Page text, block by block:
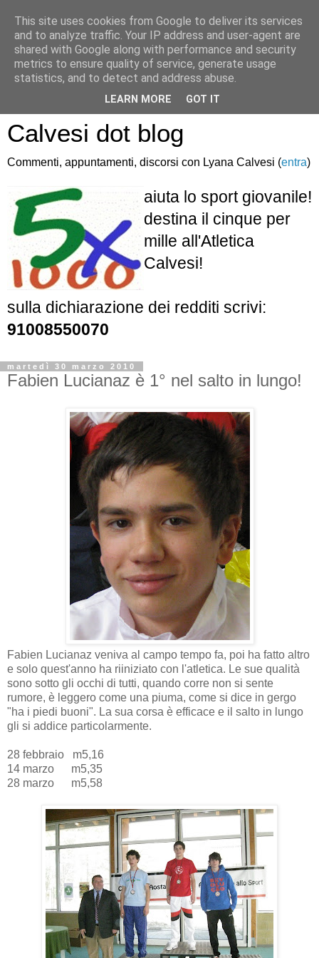
Atletica Sandro
Calvesi dot blog
Commenti, appuntamenti, discorsi con Lyana Calvesi (entra)
aiuta lo sport giovanile!
destina il cinque per
mille all'Atletica
Calvesi!
sulla dichiarazione dei redditi scrivi:
91008550070
martedì 30 marzo 2010
Fabien Lucianaz è 1° nel salto in lungo!
Fabien Lucianaz veniva al campo tempo fa, poi ha fatto altro
e solo quest'anno ha riiniziato con l'atletica. Le sue qualità
sono sotto gli occhi di tutti, quando corre non si sente
rumore, è leggero come una piuma, come si dice in gergo
"ha i piedi buoni". La sua corsa è efficace e il salto in lungo
gli si addice particolarmente.
28 febbraio m5,16
14 marzo m5,35
28 marzo m5,58
This site uses cookies from Google to deliver its services
and to analyze traffic. Your IP address and user-agent are
shared with Google along with performance and security
metrics to ensure quality of service, generate usage
statistics, and to detect and address abuse.
LEARN MORE GOT IT